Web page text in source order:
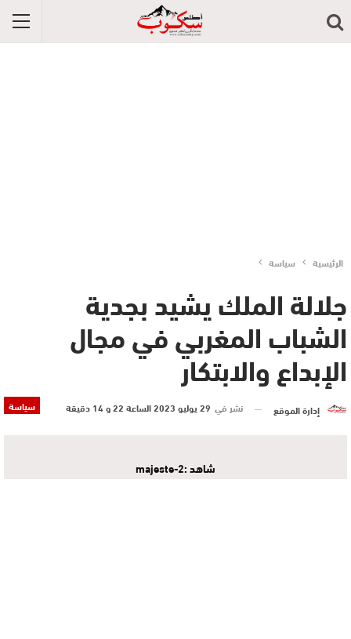
الرئيسية سياسة
جلالة الملك يشيد بجدية
الشباب المغربي في مجال
الإبداع والابتكار
سياسة إدارة الموقع نشر في 29 يوليو 2023 الساعة 22 و 14 دقيقة
شاهد :majeste-2